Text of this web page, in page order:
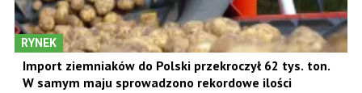
RYNEK
Import ziemniaków do Polski przekroczył 62 tys. ton.
W samym maju sprowadzono rekordowe ilości